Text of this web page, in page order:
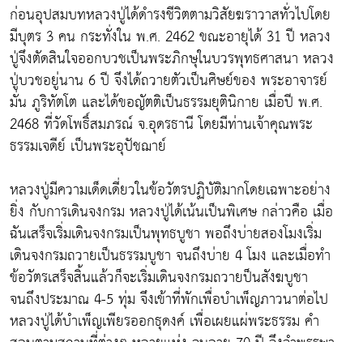
ก่อนอุปสมบทหลวงปู่ได้ดำรงชีวิตตามวิสัยฆราวาสทั่วไปโดย
มีบุตร 3 คน กระทั่งใน พ.ศ. 2462 ขณะอายุได้ 31 ปี หลวง
ปู่จึงตัดสินใจออกบวชเป็นพระภิกษุในบวรพุทธศาสนา หลวง
ปู่บวชอยู่นาน 6 ปี จึงได้ถวายตัวเป็นศิษย์ของ พระอาจารย์
มั่น ภูริทัตโต และได้ขอญัตติเป็นธรรมยุตินิกาย เมื่อปี พ.ศ.
2468 ที่วัดโพธิ์สมภรณ์ จ.อุดรธานี โดยมีท่านเจ้าคุณพระ
ธรรมเจดีย์ เป็นพระอุปัชฌาย์
หลวงปู่มีความเด็ดเดี่ยวในข้อวัตรปฏิบัติมากโดยเฉพาะอย่าง
ยิ่ง กับการเดินจงกรม หลวงปู่ได้เน้นเป็นพิเศษ กล่าวคือ เมื่อ
ฉันเสร็จเริ่มเดินจงกรมเป็นพุทธบูชา พอถึงบ่ายสองโมงเริ่ม
เดินจงกรมถวายเป็นธรรมบูชา จนถึงบ่าย 4 โมง และเมื่อทำ
ข้อวัตรเสร็จสิ้นแล้วก็จะเริ่มเดินจงกรมถวายป็นสังฆบูชา
จนถึงประมาณ 4-5 ทุ่ม จึงเข้าที่พักเพื่อบำเพ็ญภาวนาต่อไป
หลวงปู่ได้บำเพ็ญเพียรออกธุดงค์ เพื่อเผยแผ่พระธรรม คำ